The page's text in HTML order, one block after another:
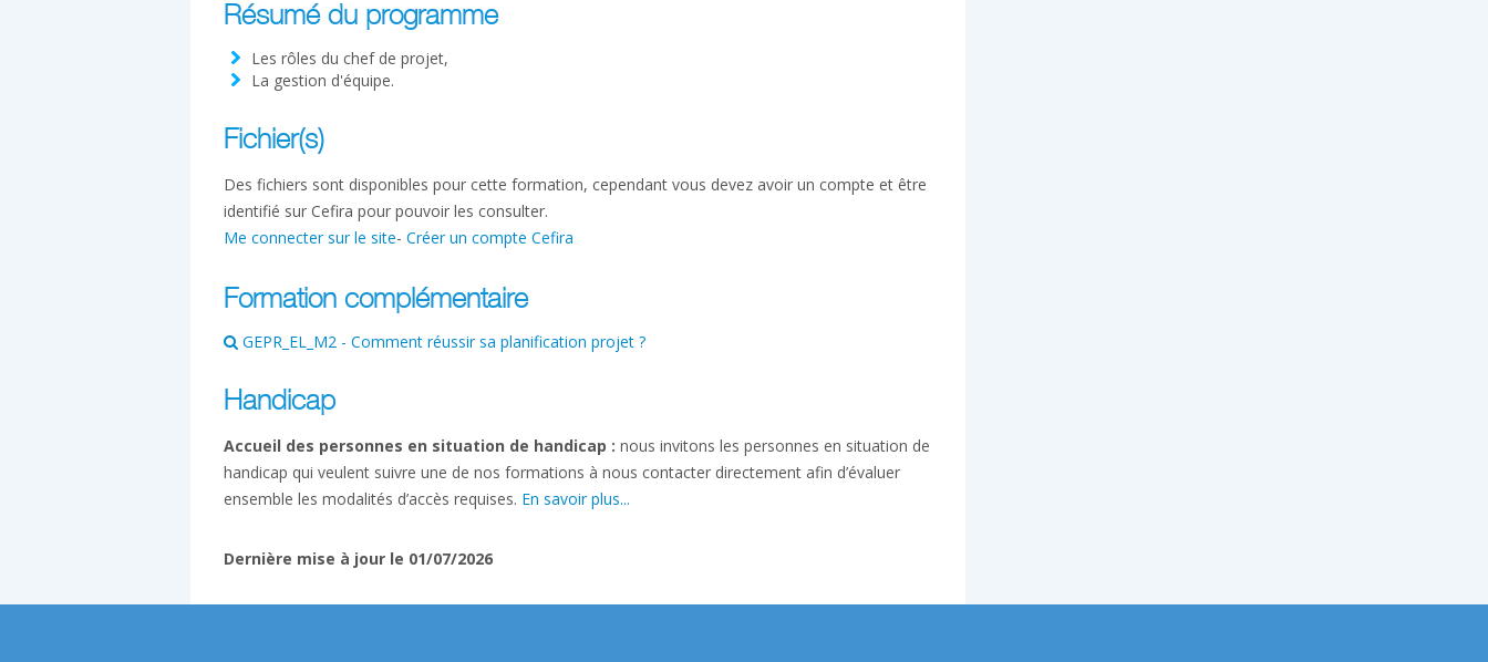
Résumé du programme
Les rôles du chef de projet,
La gestion d'équipe.
Fichier(s)
Des fichiers sont disponibles pour cette formation, cependant vous devez avoir un compte et être
identifié sur Cefira pour pouvoir les consulter.
Me connecter sur le site- Créer un compte Cefira
Formation complémentaire
GEPR_EL_M2 - Comment réussir sa planification projet ?
Handicap
Accueil des personnes en situation de handicap : nous invitons les personnes en situation de
handicap qui veulent suivre une de nos formations à nous contacter directement afin d’évaluer
ensemble les modalités d’accès requises. En savoir plus...
Dernière mise à jour le 01/07/2026